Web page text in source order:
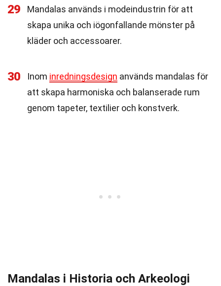
29
Mandalas används i modeindustrin för att
skapa unika och iögonfallande mönster på
kläder och accessoarer.
30 Inom inredningsdesign används mandalas för
att skapa harmoniska och balanserade rum
genom tapeter, textilier och konstverk.
Mandalas i Historia och Arkeologi